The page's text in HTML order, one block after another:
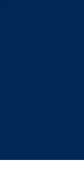
384 007